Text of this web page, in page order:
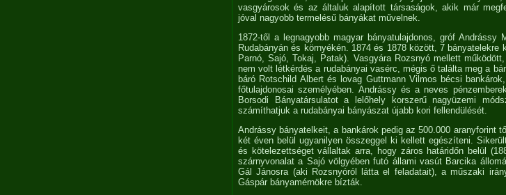
vasgyárosok és az általuk alapított társaságok, akik már
jóval nagyobb termelésű bányákat művelnek.
1872-től a legnagyobb magyar bányatulajdonos, gróf Andrássy
Rudabányán és környékén. 1874 és 1878 között, 7 bányatelekre
Parnó, Sajó, Tokaj, Patak). Vasgyára Rozsnyó mellett
nem volt létkérdés a rudabányai vasérc, mégis ő találta meg a
báró Rotschild Albert és lovag Guttmann Vilmos bécsi
főtulajdonosai személyében. Andrássy és a neves
Borsodi Bányatársulatot a lelőhely korszerű nagyüzemi
számíthatjuk a rudabányai bányászat újabb kori fellendülését.
Andrássy bányatelkeit, a bankárok pedig az 500.000 aranyforint
két éven belül ugyanilyen összeggel ki kellett egészíteni.
és kötelezettséget vállaltak arra, hogy záros határidőn belül
szárnyvonalat a Sajó völgyében futó állami vasút Barcika
Gál Jánosra (aki Rozsnyóról látta el feladatait), a műszaki
Gáspár bányamérnökre bízták.